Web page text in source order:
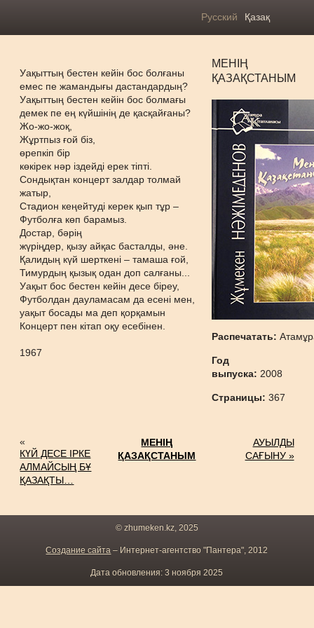
Русский Қазақ
Уақыттың бестен кейін бос болғаны
емес пе жамандығы дастандардың?
Уақыттың бестен кейін бос болмағы
демек пе ең күйшінің де қасқайғаны?
Жо-жо-жоқ,
Жұртпыз ғой біз,
өрепкіп бір
көкірек нәр іздейді ерек тіпті.
Сондықтан концерт залдар толмай
жатыр,
Стадион кеңейтуді керек қып тұр –
Футболға көп барамыз.
Достар, бәрің
жүріңдер, қызу айқас басталды, әне.
Қалидың күй шерткені – тамаша ғой,
Тимурдың қызық одан доп салғаны...
Уақыт бос бестен кейін десе біреу,
Футболдан дауламасам да есені мен,
уақыт босады ма деп қорқамын
Концерт пен кітап оқу есебінен.
1967
МЕНІҢ
ҚАЗАҚСТАНЫМ
Распечатать:
Год
выпуска: 2008
Страницы:367
«
КҮЙ ДЕСЕ ІРКЕ
АЛМАЙСЫҢ БҰ
ҚАЗАҚТЫ…
МЕНІҢ
ҚАЗАҚСТАНЫМ
АУЫЛДЫ
САҒЫНУ »
© zhumeken.kz, 2025
Создание сайта – Интернет-агентство "Пантера", 2012
Дата обновления: 3 ноября 2025